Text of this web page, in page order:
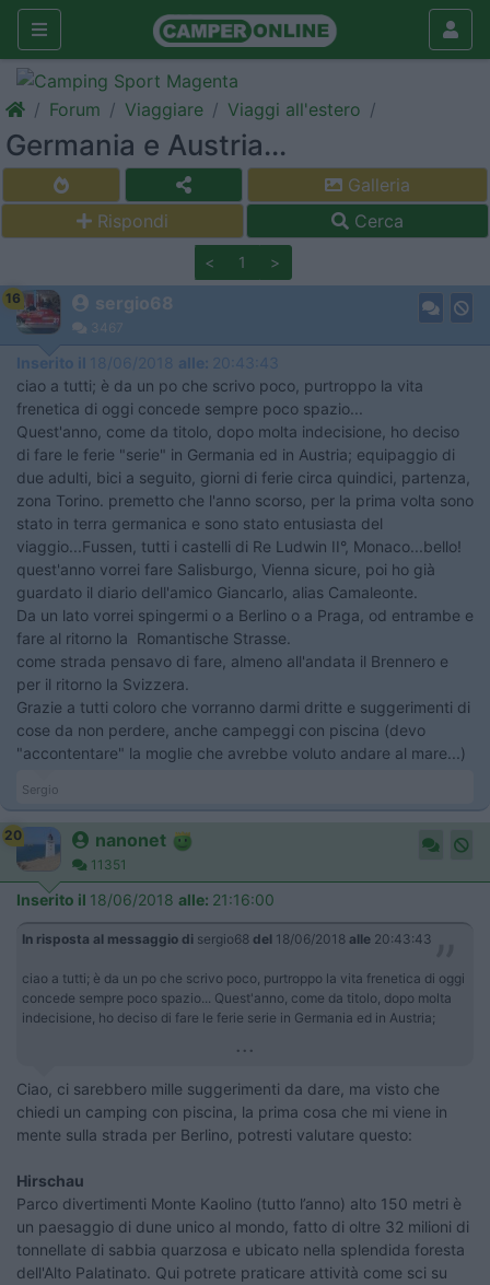
Forum Viaggiare Viaggi all'estero
Germania e Austria...
Galleria
Rispondi
Cerca
< 1 >
16 sergio68
3467
Inserito il 18/06/2018 alle: 20:43:43
ciao a tutti; è da un po che scrivo poco, purtroppo la vita
frenetica di oggi concede sempre poco spazio...
Quest'anno, come da titolo, dopo molta indecisione, ho deciso
di fare le ferie "serie" in Germania ed in Austria; equipaggio di
due adulti, bici a seguito, giorni di ferie circa quindici, partenza,
zona Torino. premetto che l'anno scorso, per la prima volta sono
stato in terra germanica e sono stato entusiasta del
viaggio...Fussen, tutti i castelli di Re Ludwin II°, Monaco...bello!
quest'anno vorrei fare Salisburgo, Vienna sicure, poi ho già
guardato il diario dell'amico Giancarlo, alias Camaleonte.
Da un lato vorrei spingermi o a Berlino o a Praga, od entrambe e
fare al ritorno la Romantische Strasse.
come strada pensavo di fare, almeno all'andata il Brennero e
per il ritorno la Svizzera.
Grazie a tutti coloro che vorranno darmi dritte e suggerimenti di
cose da non perdere, anche campeggi con piscina (devo
"accontentare" la moglie che avrebbe voluto andare al mare...)
Sergio
20 nanonet
11351
Inserito il 18/06/2018 alle: 21:16:00
In risposta al messaggio di sergio68 del 18/06/2018 alle 20:43:43
ciao a tutti; è da un po che scrivo poco, purtroppo la vita frenetica di oggi
concede sempre poco spazio... Quest'anno, come da titolo, dopo molta
indecisione, ho deciso di fare le ferie serie in Germania ed in Austria;
...
Ciao, ci sarebbero mille suggerimenti da dare, ma visto che
chiedi un camping con piscina, la prima cosa che mi viene in
mente sulla strada per Berlino, potresti valutare questo:
Hirschau
Parco divertimenti Monte Kaolino (tutto l’anno) alto 150 metri è
un paesaggio di dune unico al mondo, fatto di oltre 32 milioni di
tonnellate di sabbia quarzosa e ubicato nella splendida foresta
dell'Alto Palatinato. Qui potrete praticare attività come sci su